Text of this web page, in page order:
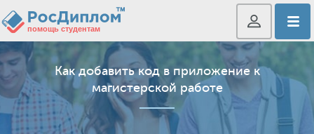
Как добавить код в приложение к
магистерской работе